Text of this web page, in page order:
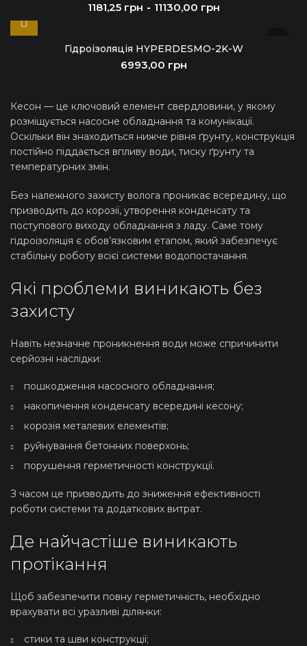
грн грн
Гідроізоляція HYPERDESMO-2K-W
грн
Кесон — це ключовий елемент свердловини, у якому
розміщується насосне обладнання та комунікації.
Оскільки він знаходиться нижче рівня ґрунту, конструкція
постійно піддається впливу води, тиску ґрунту та
температурних змін.
Без належного захисту волога проникає всередину, що
призводить до корозії, утворення конденсату та
поступового виходу обладнання з ладу. Саме тому
гідроізоляція є обов’язковим етапом, який забезпечує
стабільну роботу всієї системи водопостачання.
Які проблеми виникають без
захисту
Навіть незначне проникнення води може спричинити
серйозні наслідки:
пошкодження насосного обладнання;
накопичення конденсату всередині кесону;
корозія металевих елементів;
руйнування бетонних поверхонь;
порушення герметичності конструкції.
З часом це призводить до зниження ефективності
роботи системи та додаткових витрат.
Де найчастіше виникають
протікання
Щоб забезпечити повну герметичність, необхідно
врахувати всі уразливі ділянки:
стики та шви конструкції;